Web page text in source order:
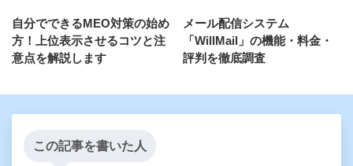
自分でできるMEO対策の始め
方！上位表示させるコツと注
意点を解説します
メール配信システム
「WillMail」の機能・料金・
評判を徹底調査
この記事を書いた人